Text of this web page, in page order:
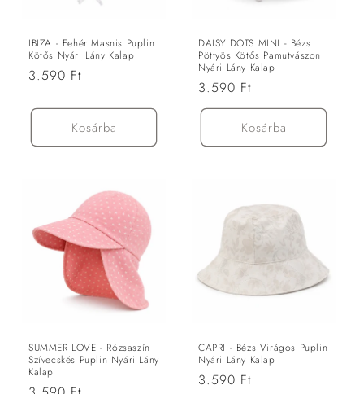
IBIZA - Fehér Masnis Puplin
Kötős Nyári Lány Kalap
Normál
3.590 Ft
Kosárba
DAISY DOTS MINI - Bézs
Pöttyös Kötős Pamutvászon
Nyári Lány Kalap
Normál
ár
3.590 Ft
Kosárba
SUMMER LOVE - Rózsaszín
Szívecskés Puplin Nyári Lány
Kalap
CAPRI - Bézs Virágos Puplin
Nyári Lány Kalap
Normál
3.590 Ft